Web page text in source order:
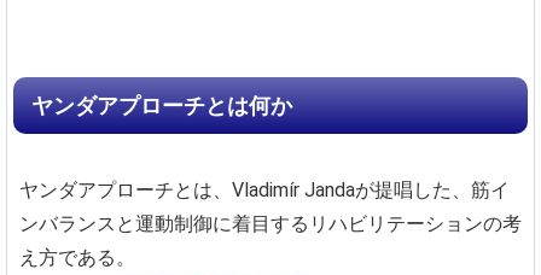
ヤンダアプローチとは何か
ヤンダアプローチとは、Vladimír Jandaが提唱した、筋イ
ンバランスと運動制御に着目するリハビリテーションの考
え方である。